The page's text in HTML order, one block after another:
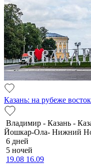
Казань: на рубеже
Владимир - Казань -
Йошкар-Ола- Нижний
6 дней
5 ночей
19.08 16.09